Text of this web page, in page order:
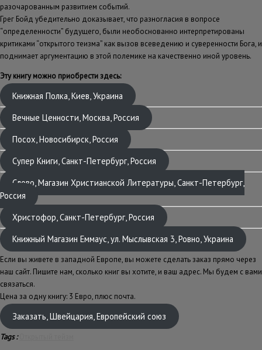
разочарованным развитием событий.
Грег Бойд убедительно доказывает, что разногласия в вопросе
“определенности” будущего, были необоснованно интерпретированы
критиками “открытого теизма” как вызов всеведению и суверенности Бога, и
поднимает аргументацию в этой полемике на качественно иной уровень.
Эту книгу можно приобрести здесь:
Книжная Полка, Киев, Украина
Вечные Ценности, Москва, Россия
Посох, Новосибирск, Россия
Супер Книги, Санкт-Петербург, Россия
Слово, Магазин Христианской Литературы, Санкт-Петербург,
Россия
Христофор, Санкт-Петербург, Россия
Книжный Магазин Еммаус, ул. Мыслывская 3, Ровно, Украина
Если вы живете в западной Европе, вы можете сделать заказ прямо через
наш сайт. Пишите нам, сколько книг вы хотите, и ваш адрес. Мы будем с вами
связаться.
Цена за одну книгу: 3 Евро, плюс почта.
Заказать, Швейцария, Европейский союз
Tags :